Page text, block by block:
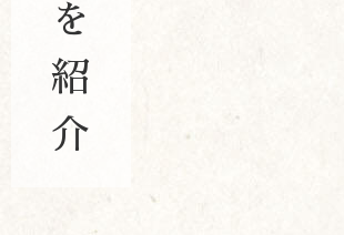
を
紹
介